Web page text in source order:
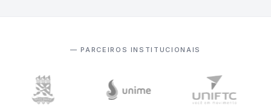
— PARCEIROS INSTITUCIONAIS